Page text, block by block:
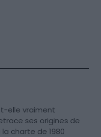
elle vraiment
ses origines de
charte de 1980